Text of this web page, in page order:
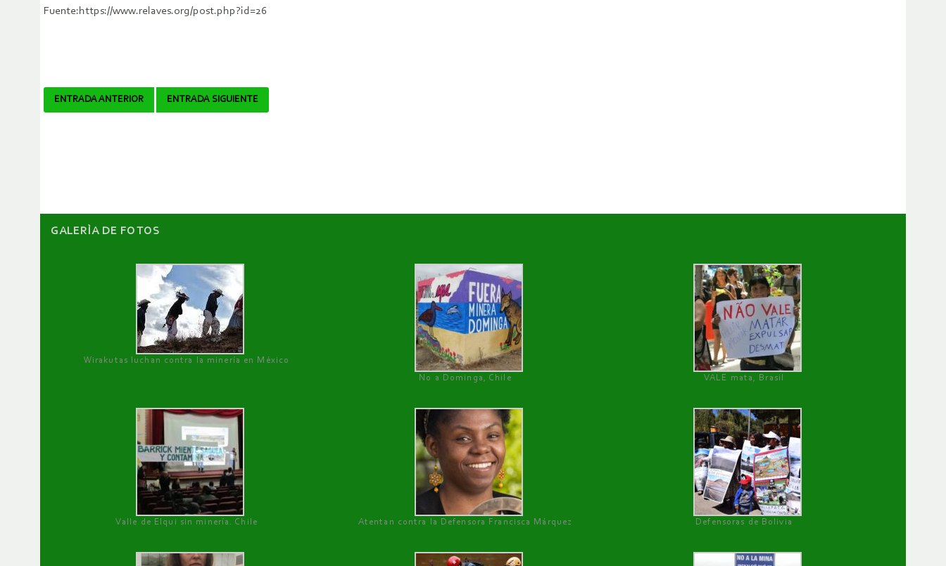
Fuente:https://www.relaves.org/post.php?id=26
Navegador
ENTRADA ANTERIOR ENTRADA SIGUIENTE
GALERÌA DE FOTOS
Wirakutas luchan contra la minería en México
No a Dominga, Chile
VALE mata, Brasil
Valle de Elqui sin minería. Chile Atentan contra la Defensora Francisca Márquez Defensoras de Bolivia